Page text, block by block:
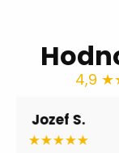
4,9
Róbert
★★★★★